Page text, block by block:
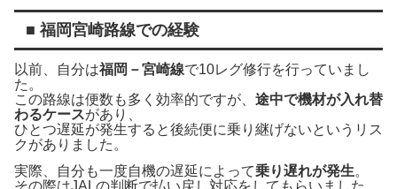
■ 福岡宮崎路線での経験
以前、自分は福岡－宮崎線で10レグ修行を行っていまし
た。
この路線は便数も多く効率的ですが、 途中で機材が入れ替
わるケースがあり、
ひとつ遅延が発生すると後続便に乗り継げないというリス
クがありました。
実際、自分も一度自機の遅延によって乗り遅れが発生。
その際はJALの判断で払い戻し対応をしてもらいました